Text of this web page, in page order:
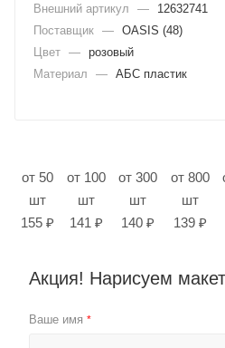
Внешний артикул —
12632741
Поставщик — OASIS (48)
Цвет — розовый
Материал
— АБС пластик
от 50
шт
155 ₽
от 100
шт
141 ₽
от 300
шт
140 ₽
от 800
шт
139 ₽
Акция! Нарисуем
Ваше имя *